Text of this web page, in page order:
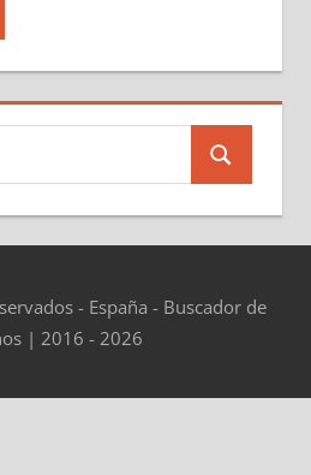
Buscar
- España - Buscador de
| 2016 - 2026